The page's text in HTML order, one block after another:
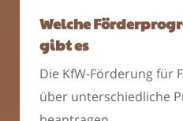
Welche
gibt es
Die KfW-Förderung für
über unterschiedliche